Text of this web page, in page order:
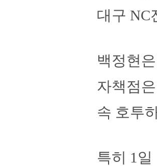
대구 NC
백정현
자책점
속 호투
특히 1